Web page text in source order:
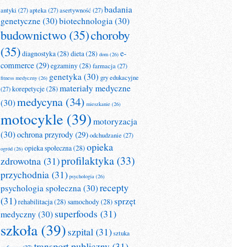
antyki(27)apteka(27)asertywność(27)badania
genetyczne(30)biotechnologia(30)
budownictwo (35)choroby
(35) diagnostyka(28) dieta(28) dom (26) e-
commerce(29)egzaminy(28) farmacja(27)
fitness medyczny (26) genetyka(30) gry edukacyjne
(27)korepetycje(28) materiały medyczne
(30)medycyna (34) mieszkanie (26)
motocykle (39)motoryzacja
(30)ochrona przyrody(29)odchudzanie(27)
ogród (26) opieka społeczna(28) opieka
zdrowotna (31)profilaktyka (33)
przychodnia (31) psychologia (26)
psychologia społeczna(30)recepty
(31)rehabilitacja(28) samochody(28) sprzęt
medyczny (30) superfoods (31)
szkoła (39)szpital (31)sztuka